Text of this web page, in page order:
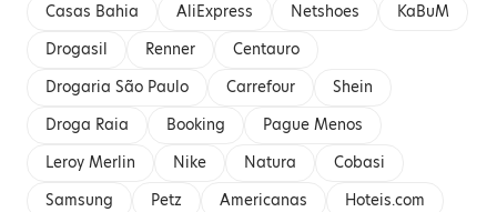
Casas Bahia
AliExpress Netshoes
KaBuM
Drogasil
Renner
Centauro
Drogaria São Paulo
Carrefour
Shein
Droga Raia
Booking
Pague Menos
Leroy Merlin
Nike Natura
Cobasi
Samsung
Petz Americanas
Hoteis.com